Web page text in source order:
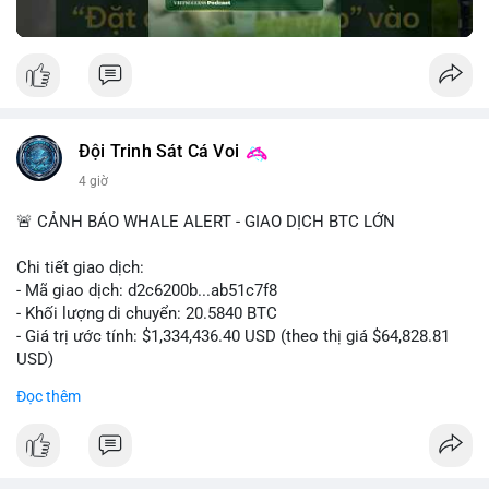
Đội Trinh Sát Cá Voi
4 giờ
🚨 CẢNH BÁO WHALE ALERT - GIAO DỊCH BTC LỚN
Chi tiết giao dịch:
- Mã giao dịch: d2c6200b...ab51c7f8
- Khối lượng di chuyển: 20.5840 BTC
- Giá trị ước tính: $1,334,436.40 USD (theo thị giá $64,828.81
USD)
USD được thực hiện vào phiên Á, thời điểm thanh khoản
Đọc thêm